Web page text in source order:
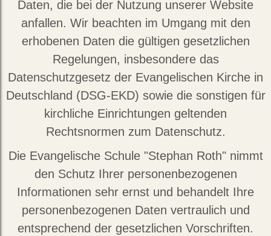
Daten, die bei der Nutzung unserer Website
anfallen. Wir beachten im Umgang mit den
erhobenen Daten die gültigen gesetzlichen
Regelungen, insbesondere das
Datenschutzgesetz der Evangelischen Kirche in
Deutschland (DSG-EKD) sowie die sonstigen für
kirchliche Einrichtungen geltenden
Rechtsnormen zum Datenschutz.
Die Evangelische Schule "Stephan Roth" nimmt
den Schutz Ihrer personenbezogenen
Informationen sehr ernst und behandelt Ihre
personenbezogenen Daten vertraulich und
entsprechend der gesetzlichen Vorschriften.